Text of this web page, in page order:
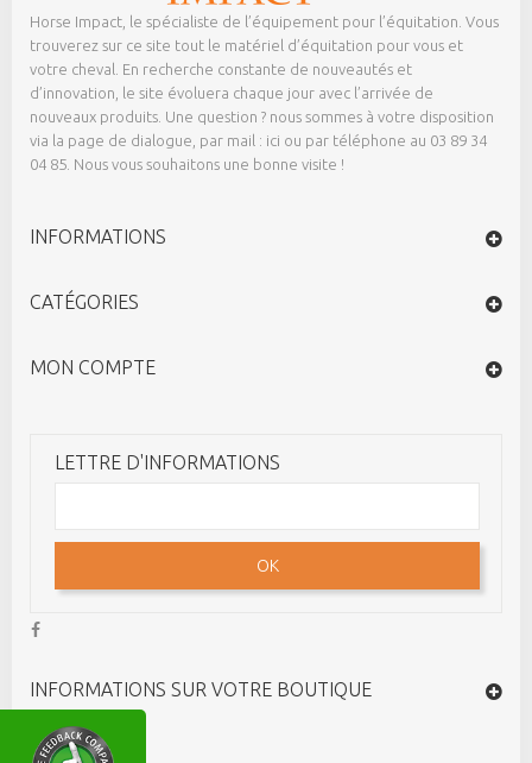
Horse Impact, le spécialiste de l’équipement pour l’équitation. Vous
trouverez sur ce site tout le matériel d’équitation pour vous et
votre cheval. En recherche constante de nouveautés et
d’innovation, le site évoluera chaque jour avec l’arrivée de
nouveaux produits. Une question ? nous sommes à votre disposition
via la page de dialogue, par mail : ici ou par téléphone au 03 89 34
04 85. Nous vous souhaitons une bonne visite !
INFORMATIONS
CATÉGORIES
MON COMPTE
LETTRE D'INFORMATIONS
OK
INFORMATIONS SUR VOTRE BOUTIQUE